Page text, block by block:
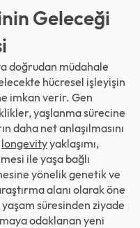
Geleceği
doğrudan müdahale
hücresel işleyişin
imkan verir. Gen
yaşlanma sürecine
daha net anlaşılmasını
longevityyaklaşımı,
ile yaşa bağlı
yönelik genetik ve
alanı olarak öne
süresinden ziyade
odaklanan yeni